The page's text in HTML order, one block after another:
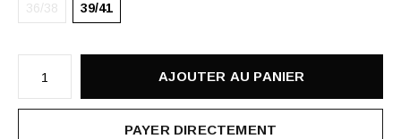
36/38 39/41
AJOUTER AU PANIER
PAYER DIRECTEMENT